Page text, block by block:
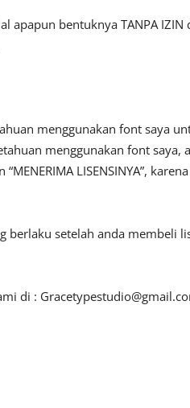
apapun bentuknya TANPA IZIN
menggunakan font saya
menggunakan font saya,
LISENSINYA”,
berlaku setelah anda membeli
di :